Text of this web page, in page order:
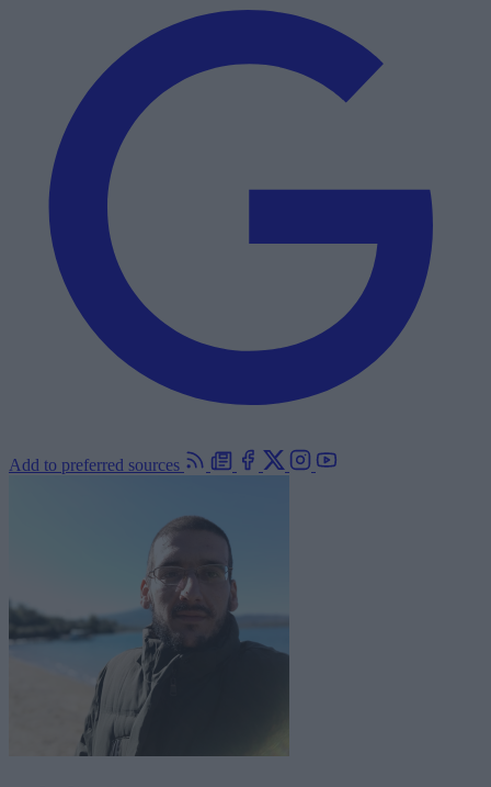
Add to preferred sources